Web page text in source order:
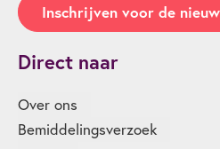
Inschrijven voor de
Direct naar
Over ons
Bemiddelingsverzoek